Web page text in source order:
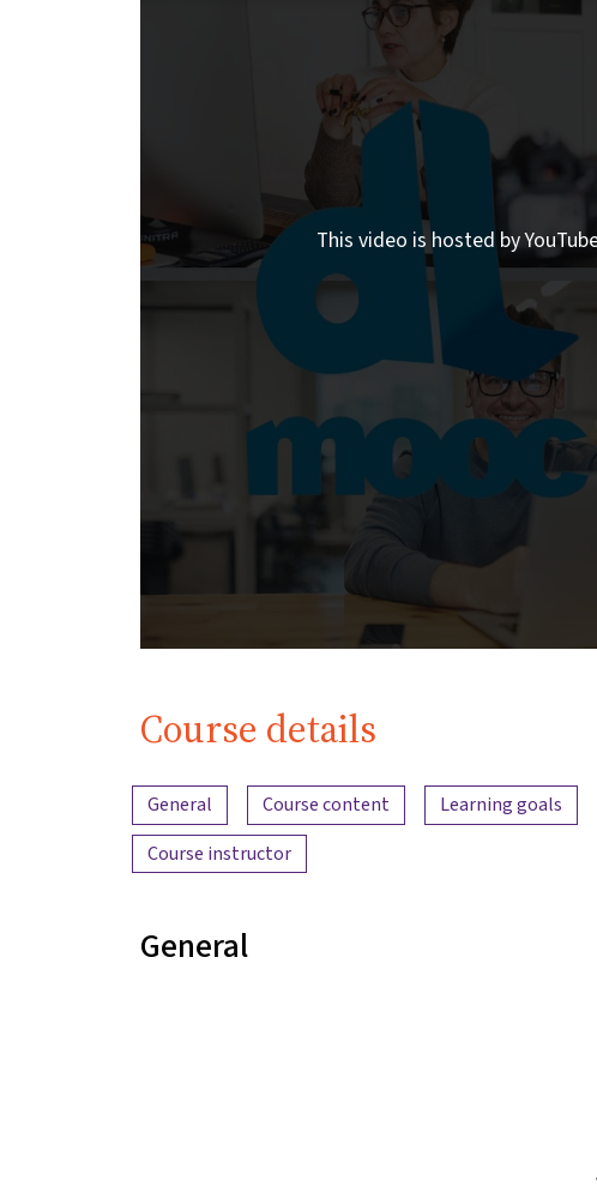
This video is hosted by
Course details
Content overview
General Course content Learning goals
Course instructor
General